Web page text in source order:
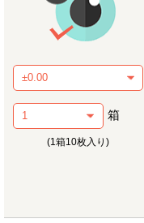
箱
(1箱10枚入り)